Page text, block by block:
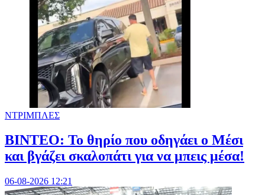
ΝΤΡΙΜΠΛΕΣ
ΒΙΝΤΕΟ: Το θηρίο που οδηγάει ο Μέσι
και βγάζει σκαλοπάτι για να μπεις μέσα!
06-08-2026 12:21